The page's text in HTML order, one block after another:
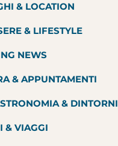
& LOCATION
& LIFESTYLE
NEWS
& APPUNTAMENTI
& DINTORNI
& VIAGGI